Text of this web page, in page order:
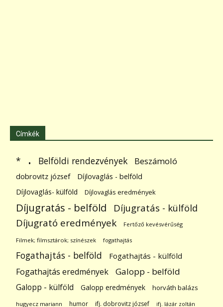
Címkék
* . Belföldi rendezvények Beszámoló
dobrovitz józsef
Díjlovaglás - belföld
Díjlovaglás- külföld
Díjlovaglás eredmények
Díjugratás - belföld Díjugratás - külföld
Díjugrató eredmények Fertőző kevésvérűség
Filmek; filmsztárok; színészek fogathajtás
Fogathajtás - belföld Fogathajtás - külföld
Fogathajtás eredmények Galopp - belföld
Galopp - külföld Galopp eredmények horváth balázs
hugyecz mariann humor ifj. dobrovitz józsef ifj. lázár zoltán